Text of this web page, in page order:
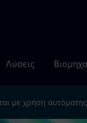
Λύσεις
με χρήση